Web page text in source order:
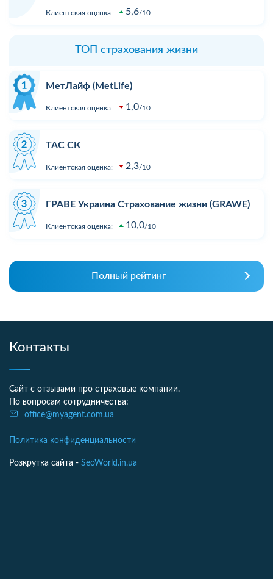
Клиентская оценка: 5,6 10
ТОП страхования жизни
МетЛайф (MetLife)
Клиентская оценка: 1,0 10
ТАС СК
Клиентская оценка: 2,3 10
ГРАВЕ Украина Страхование жизни (GRAWE)
Клиентская оценка: 10,0 10
Полный рейтинг
Контакты
Сайт с отзывами про страховые компании.
По вопросам сотрудничества:
office@myagent.com.ua
Политика конфиденциальности
Розкрутка сайта - SeoWorld.in.ua